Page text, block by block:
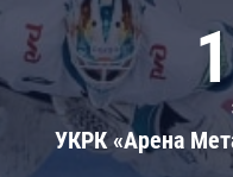
УКРК «Арена